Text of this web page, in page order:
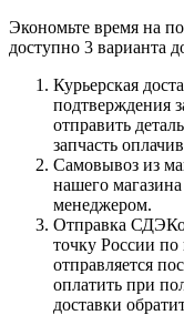
Экономьте время на
доступно 3 варианта
Курьерская
подтверждения
отправить
запчасть
Самовывоз из
нашего
менеджером.
Отправка
точку России
отправляется
оплатить при
доставки